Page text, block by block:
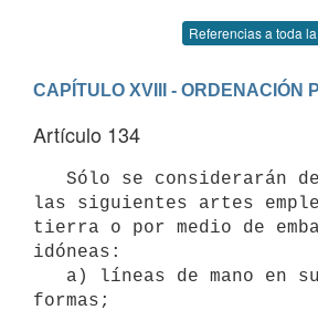
Referencias a toda
CAPÍTULO XVIII - ORDENACIÓN
Artículo 134
las siguientes artes
tierra o por medio de
idóneas:
formas;